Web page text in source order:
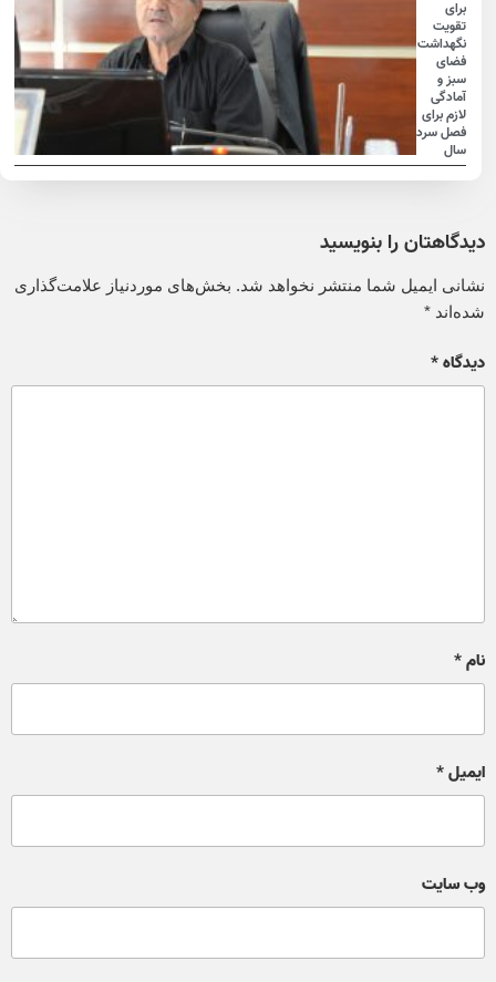
برای
تقویت
نگهداشت
فضای
سبز و
آمادگی
لازم برای
فصل سرد
سال
دیدگاهتان را بنویسید
نشانی ایمیل شما منتشر نخواهد شد. بخش‌های موردنیاز علامت‌گذاری
شده‌اند*
دیدگاه*
نام*
ایمیل*
وب‌ سایت